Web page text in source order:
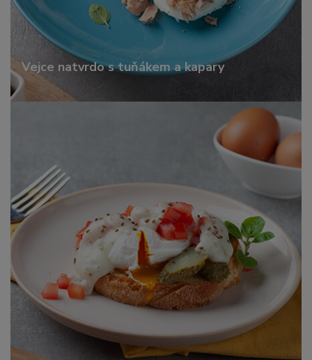
Vejce natvrdo s tuňákem a kapary